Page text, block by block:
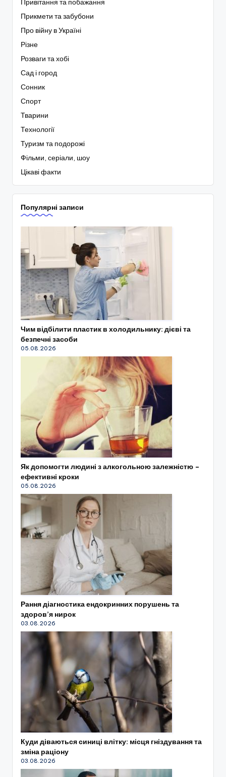
Привітання та побажання
Прикмети та забубони
Про війну в Україні
Різне
Розваги та хобі
Сад і город
Сонник
Спорт
Тварини
Технології
Туризм та подорожі
Фільми, серіали, шоу
Цікаві факти
Популярні записи
Чим відбілити пластик в холодильнику: дієві та
безпечні засоби
05.08.2026
Як допомогти людині з алкогольною залежністю –
ефективні кроки
05.08.2026
Рання діагностика ендокринних порушень та
здоров’я нирок
03.08.2026
Куди діваються синиці влітку: місця гніздування та
зміна раціону
03.08.2026